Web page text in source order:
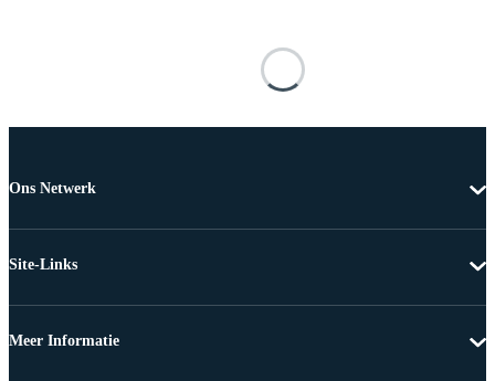
Ons Netwerk
Site-Links
Meer Informatie